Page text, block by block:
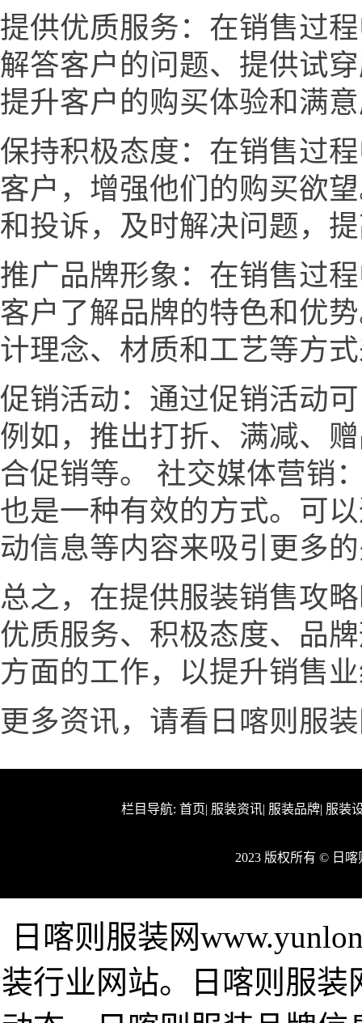
提供优质服务：在销售过
解答客户的问题、提供试
提升客户的购买体验和满
保持积极态度：在销售过
客户，增强他们的购买欲
和投诉，及时解决问题，
推广品牌形象：在销售过
客户了解品牌的特色和优
计理念、材质和工艺等方
促销活动：通过促销活动
例如，推出打折、满减、
合促销等。 社交媒体营销
也是一种有效的方式。可
动信息等内容来吸引更多
总之，在提供服装销售攻
优质服务、积极态度、品
方面的工作，以提升销售
更多资讯，请看日喀则服
栏目导航: 首页| 服装资讯| 服装品牌| 服装
2023 版权所有 © 日
日喀则服装网
装行业网站。日喀则服